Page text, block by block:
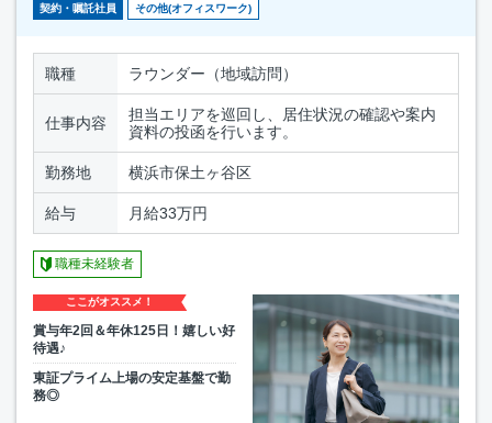
契約・嘱託社員 その他(オフィスワーク)
職種 ラウンダー（地域訪問）
仕事内容
担当エリアを巡回し、居住状況の確認や案内
資料の投函を行います。
勤務地 横浜市保土ヶ谷区
給与 月給33万円
職種未経験者
ここがオススメ！
賞与年2回＆年休125日！嬉しい好
待遇♪
東証プライム上場の安定基盤で勤
務◎